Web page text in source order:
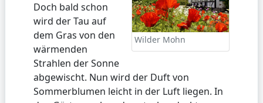
Wilder Mohn
Doch bald schon
wird der Tau auf
dem Gras von den
wärmenden
Strahlen der Sonne
abgewischt. Nun wird der Duft von
Sommerblumen leicht in der Luft liegen. In